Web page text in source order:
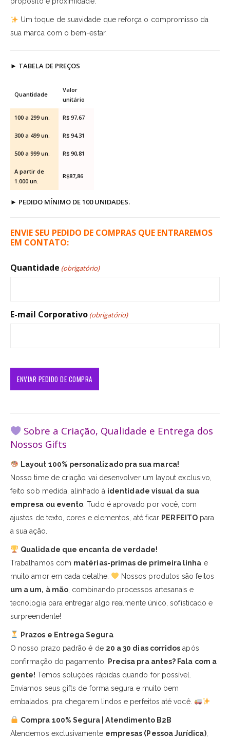
Um toque de suavidade que reforça o compromisso da
sua marca com o bem-estar.
► TABELA DE PREÇOS
Quantidade
Valor
unitário
100 a 299 un. R$ 97,67
300 a 499 un. R$ 94,31
500 a 999 un. R$ 90,81
A partir de
1.000 un.
R$87,86
► PEDIDO MÍNIMO DE 100 UNIDADES.
ENVIE SEU PEDIDO DE COMPRAS QUE ENTRAREMOS
EM CONTATO:
Quantidade (obrigatório)
E-mail Corporativo (obrigatório)
Sobre a Criação, Qualidade e Entrega dos
Nossos Gifts
Layout 100% personalizado pra sua marca!
Nosso time de criação vai desenvolver um layout exclusivo,
feito sob medida, alinhado à identidade visual da sua
empresa ou evento . Tudo é aprovado por você, com
ajustes de texto, cores e elementos, até ficar PERFEITOpara
a sua ação.
Qualidade que encanta de verdade!
Trabalhamos com matérias-primas de primeira linha e
muito amor em cada detalhe.
Nossos produtos são feitos
um a um, à mão, combinando processos artesanais e
tecnologia para entregar algo realmente único, sofisticado e
surpreendente!
Prazos e Entrega Segura
O nosso prazo padrão é de 20 a 30 dias corridos após
confirmação do pagamento.
Precisa pra antes? Fala com a
gente! Temos soluções rápidas quando for possível.
Enviamos seus gifts de forma segura e muito bem
embalados, pra chegarem lindos e perfeitos até você.
Compra 100% Segura | Atendimento B2B
Atendemos exclusivamente empresas (Pessoa Jurídica),